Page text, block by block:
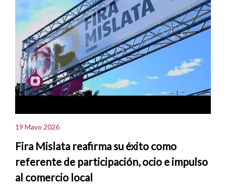
19 Mayo 2026
Fira Mislata reafirma su éxito como
referente de participación, ocio e impulso
al comercio local